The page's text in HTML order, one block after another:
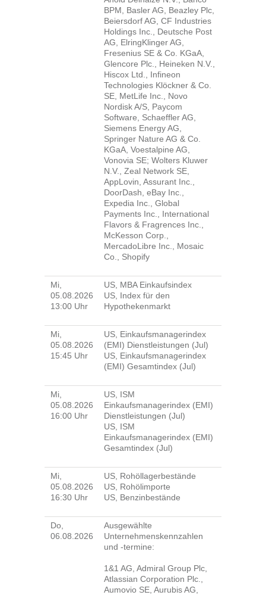
BPM, Basler AG, Beazley Plc,
Beiersdorf AG, CF Industries
Holdings Inc., Deutsche Post
AG, ElringKlinger AG,
Fresenius SE & Co. KGaA,
Glencore Plc., Heineken N.V.,
Hiscox Ltd., Infineon
Technologies Klöckner & Co.
SE, MetLife Inc., Novo
Nordisk A/S, Paycom
Software, Schaeffler AG,
Siemens Energy AG,
Springer Nature AG & Co.
KGaA, Voestalpine AG,
Vonovia SE; Wolters Kluwer
N.V., Zeal Network SE,
AppLovin, Assurant Inc.,
DoorDash, eBay Inc.,
Expedia Inc., Global
Payments Inc., International
Flavors & Fragrences Inc.,
McKesson Corp.,
MercadoLibre Inc., Mosaic
Co., Shopify
Mi,
05.08.2026
13:00 Uhr
US, MBA Einkaufsindex
US, Index für den
Hypothekenmarkt
Mi,
05.08.2026
15:45 Uhr
US, Einkaufsmanagerindex
(EMI) Dienstleistungen (Jul)
US, Einkaufsmanagerindex
(EMI) Gesamtindex (Jul)
Mi,
05.08.2026
16:00 Uhr
US, ISM
Einkaufsmanagerindex (EMI)
Dienstleistungen (Jul)
US, ISM
Einkaufsmanagerindex (EMI)
Gesamtindex (Jul)
Mi,
05.08.2026
16:30 Uhr
US, Rohöllagerbestände
US, Rohölimporte
US, Benzinbestände
Do,
06.08.2026
Ausgewählte
Unternehmenskennzahlen
und -termine:
1&1 AG, Admiral Group Plc,
Atlassian Corporation Plc.,
Aumovio SE, Aurubis AG,